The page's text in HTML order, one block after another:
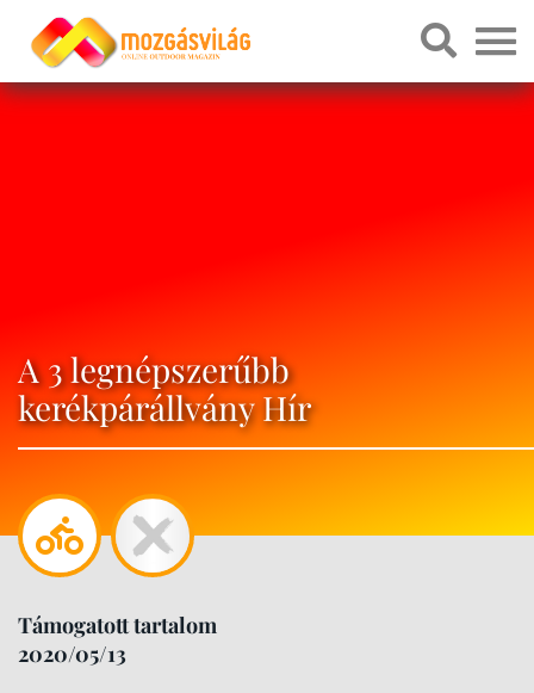
A 3 legnépszerűbb
kerékpárállvány Hír
Támogatott tartalom
2020/05/13